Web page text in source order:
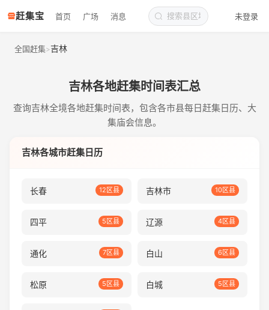
赶集宝 首页 广场 消息 未登录
全国赶集>吉林
吉林各地赶集时间表汇总
查询吉林全境各地赶集时间表，包含各市县每日赶集日历、大
集庙会信息。
吉林各城市赶集日历
长春 12区县 吉林市 10区县
四平 5区县 辽源 4区县
通化 7区县 白山 6区县
松原 5区县 白城 5区县